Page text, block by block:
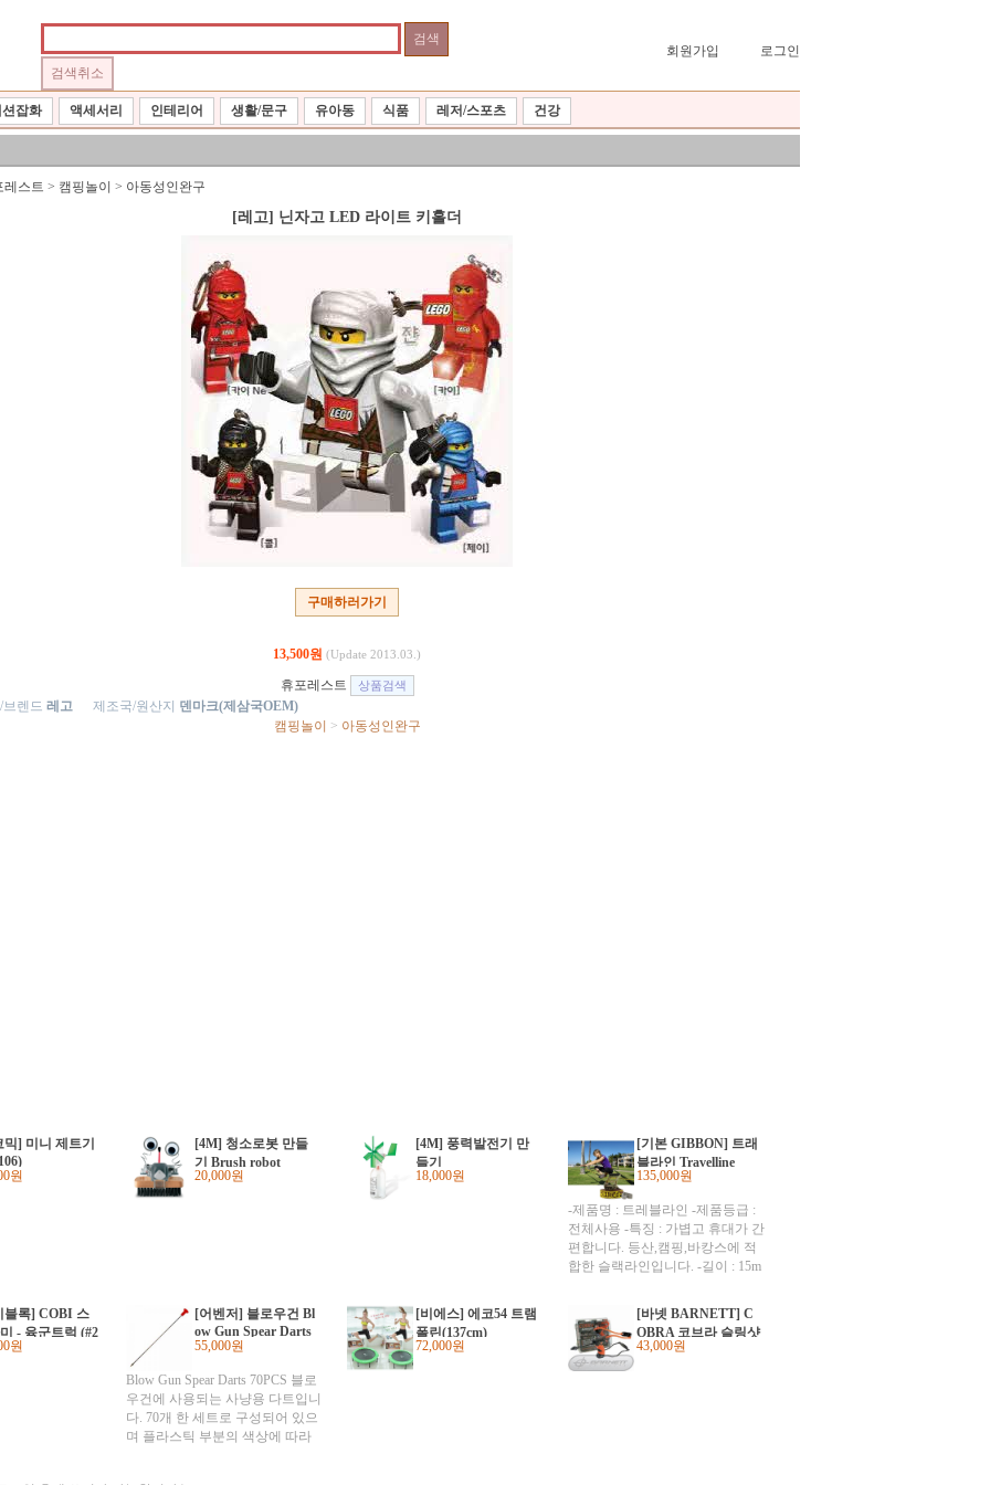
회원가입 로그인
잡화 액세서리 인테리어 생활/문구 유아동 식품 레저/스포츠 건강
레스트 > 캠핑놀이 > 아동성인완구
[레고] 닌자고 LED 라이트 키홀더
구매하러가기
13,500원 (Update 2013.03.)
휴포레스트
렌드 레고 제조국/원산지 덴마크(제삼국OEM)
캠핑놀이
> 아동성인완구
] 미니 제트기
원
[4M] 청소로봇 만들
기 Brush robot
20,000원
[4M] 풍력발전기 만
들기
18,000원
[기본 GIBBON] 트래
블라인 Travelline
135,000원
-제품명 : 트레블라인 -제품등급 :
전체사용 -특징 : 가볍고 휴대가 간
편합니다. 등산,캠핑,바캉스에 적
합한 슬랙라인입니다. -길이 : 15m
블록] COBI 스
- 육군트럭 (#2
원
[어벤저] 블로우건 Bl
ow Gun Spear Darts
70PCS
55,000원
Blow Gun Spear Darts 70PCS 블로
우건에 사용되는 사냥용 다트입니
다. 70개 한 세트로 구성되어 있으
며 플라스틱 부분의 색상에 따라
[비에스] 에코54 트램
폴린(137cm)
72,000원
[바넷 BARNETT] C
OBRA 코브라 슬링샷
43,000원